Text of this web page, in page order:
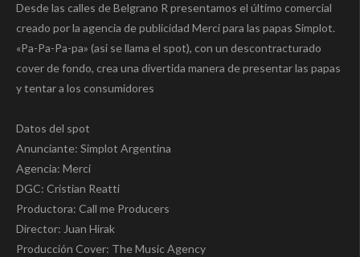
Desde las calles de Belgrano R presentamos el último comercial
creado por la agencia de publicidad Merci para las papas Simplot.
«Pa-Pa-Pa-pa» (asi se llama el spot), con un descontracturado
cover de fondo, crea una divertida manera de presentar las papas
y tentar a los consumidores
Datos del spot
Anunciante: Simplot Argentina
Agencia: Merci
DGC: Cristian Reatti
Productora: Call me Producers
Director: Juan Hirak
Producción Cover: The Music Agency